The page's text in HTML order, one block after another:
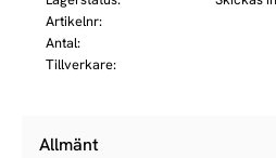
Artikelnr
Antal
Tillverkare
Allmänt